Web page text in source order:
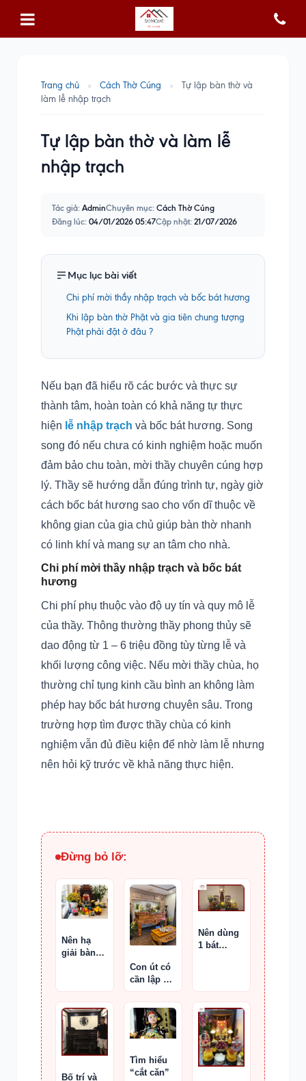
Trang chủ » Cách Thờ Cúng »
Tự lập bàn thờ và
làm lễ nhập trạch
Tự lập bàn thờ và làm lễ
nhập trạch
Tác giả: AdminChuyên mục: Cách Thờ Cúng
Đăng lúc: 04/01/2026 05:47Cập nhật: 21/07/2026
Mục lục bài viết
Chi phí mời thầy nhập trạch và bốc bát hương
Khi lập bàn thờ Phật và gia tiên chung tượng
Phật phải đặt ở đâu ?
Nếu bạn đã hiểu rõ các bước và thực sự
thành tâm, hoàn toàn có khả năng tự thực
hiện lễ nhập trạch và bốc bát hương. Song
song đó nếu chưa có kinh nghiệm hoặc muốn
đảm bảo chu toàn, mời thầy chuyên cúng hợp
lý. Thầy sẽ hướng dẫn đúng trình tự, ngày giờ
cách bốc bát hương sao cho vốn dĩ thuộc về
không gian của gia chủ giúp bàn thờ nhanh
có linh khí và mang sự an tâm cho nhà.
Chi phí mời thầy nhập trạch và bốc bát
hương
Chi phí phụ thuộc vào độ uy tín và quy mô lễ
của thầy. Thông thường thầy phong thủy sẽ
dao động từ 1 – 6 triệu đồng tùy từng lễ và
khối lượng công việc. Nếu mời thầy chùa, họ
thường chỉ tụng kinh cầu bình an không làm
phép hay bốc bát hương chuyên sâu. Trong
trường hợp tìm được thầy chùa có kinh
nghiệm vẫn đủ điều kiện để nhờ làm lễ nhưng
nên hỏi kỹ trước về khả năng thực hiện.
Đừng bỏ lỡ:
Nên hạ
giải bàn
Con út có
cần lập bát
hương gia
tiên ?
Nên dùng
1 bát
Bố trí và
Tìm hiểu
“cắt căn”